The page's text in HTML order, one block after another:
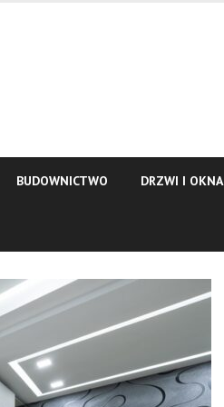
BUDOWNICTWO DRZWI I OKNA